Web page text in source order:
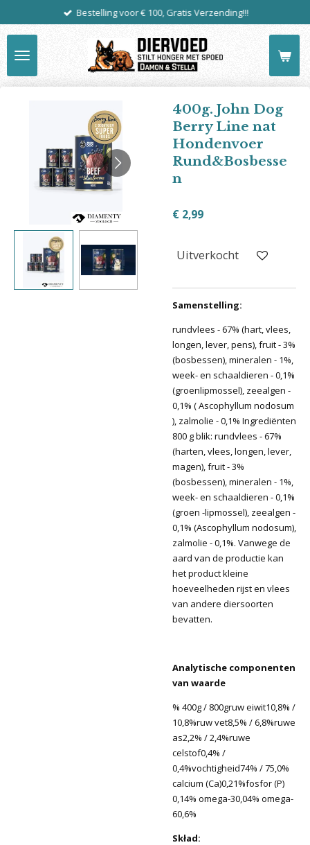
de
hoofdinhoud
Bestelling voor € 100, Gratis Verzending!!!
400g. John Dog
Berry Line nat
Hondenvoer
Rund&Bosbesse
n
€ 2,99
Uitverkocht
Samenstelling:
rundvlees - 67% (hart, vlees,
longen, lever, pens), fruit - 3%
(bosbessen), mineralen - 1%,
week- en schaaldieren - 0,1%
(groenlipmossel), zeealgen -
0,1% ( Ascophyllum nodosum
), zalmolie - 0,1% Ingrediënten
800 g blik: rundvlees - 67%
(harten, vlees, longen, lever,
magen), fruit - 3%
(bosbessen), mineralen - 1%,
week- en schaaldieren - 0,1%
(groen -lipmossel), zeealgen -
0,1% (Ascophyllum nodosum),
zalmolie - 0,1%. Vanwege de
aard van de productie kan
het product kleine
hoeveelheden rijst en vlees
van andere diersoorten
bevatten.
Analytische componenten
van waarde
% 400g / 800gruw eiwit10,8% /
10,8%ruw vet8,5% / 6,8%ruwe
as2,2% / 2,4%ruwe
celstof0,4% /
0,4%vochtigheid74% / 75,0%
calcium (Ca)0,21%fosfor (P)
0,14% omega-30,04% omega-
60,6%
Skład: